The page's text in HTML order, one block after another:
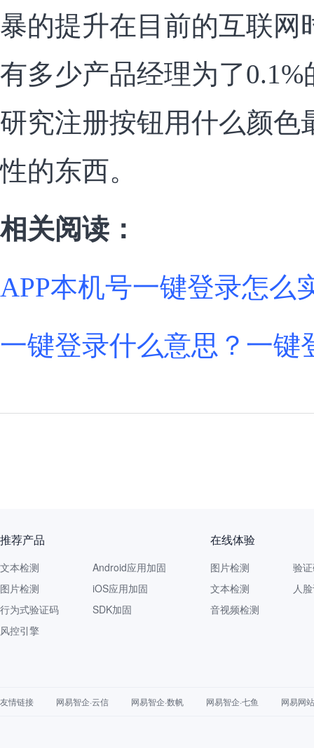
暴的提升在目前的互联网
有多少产品经理为了
研究注册按钮用什么颜色
性的东西。
相关阅读：
APP本机号一键登录怎么
一键登录什么意思？一键
推荐产品
文本检测
图片检测
行为式验证码
风控引擎
Android应用加固
iOS应用加固
SDK加固
在线体验
图片检测
文本检测
音视频检测
验
人
友情链接 网易智企·云信 网易智企·数帆 网易智企·七鱼 网易网